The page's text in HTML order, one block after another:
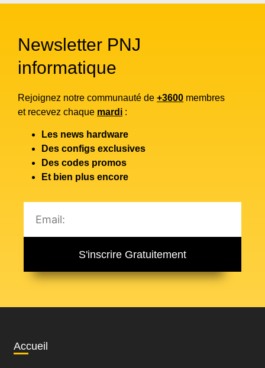
Newsletter PNJ
informatique
Rejoignez notre communauté de +3600 membres
et recevez chaque mardi :
Les news hardware
Des configs exclusives
Des codes promos
Et bien plus encore
S'inscrire Gratuitement
Accueil